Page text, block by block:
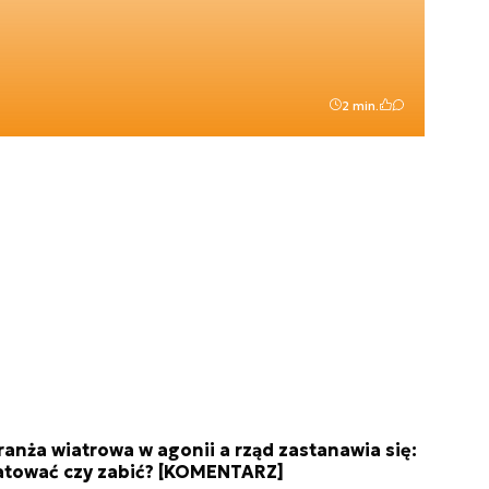
2 min.
wiatrowa w agonii a rząd zastanawia się:
czy zabić? [KOMENTARZ]